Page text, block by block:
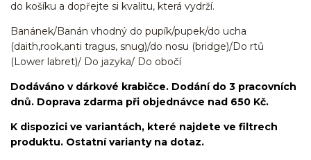
do košíku a dopřejte si kvalitu, která vydrží.
Banánek/Banán vhodný do pupík/pupek/do ucha
(daith,rook,anti tragus, snug)/do nosu (bridge)/Do rtů
(Lower labret)/ Do jazyka/ Do obočí
Dodáváno v dárkové krabičce. Dodání do 3 pracovních
dnů. Doprava zdarma při objednávce nad 650 Kč.
K dispozici ve variantách, které najdete ve filtrech
produktu. Ostatní varianty na dotaz.